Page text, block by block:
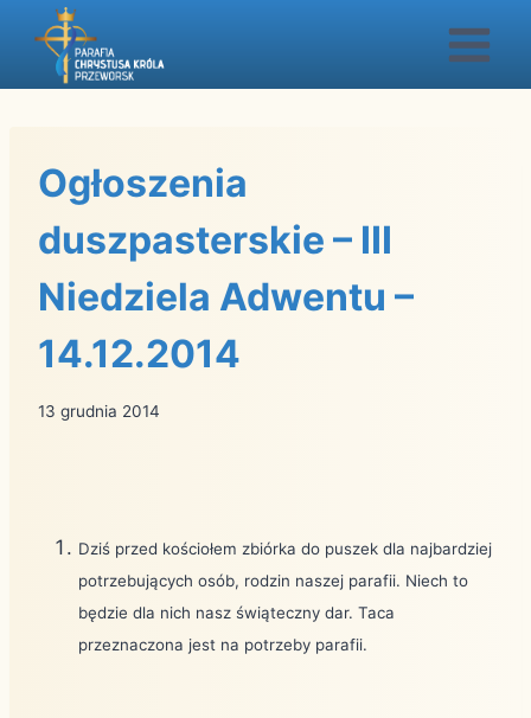
Przejdź
Ogłoszenia
duszpasterskie – III
Niedziela Adwentu –
14.12.2014
13 grudnia 2014
Dziś przed kościołem zbiórka do puszek dla najbardziej
potrzebujących osób, rodzin naszej parafii. Niech to
będzie dla nich nasz świąteczny dar. Taca
przeznaczona jest na potrzeby parafii.